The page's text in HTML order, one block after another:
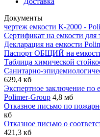
Документы
чертеж емкости К-2000 -
Сертификат на емкости для
Декларация на емкости
Паспорт ОБЩИЙ на
Таблица химической
Санитарно-
629,4 кб
Экспертное заключение по
Polimer-Group 4,8 мб
Отказное письмо по
кб
Отказное письмо о
421,3 кб